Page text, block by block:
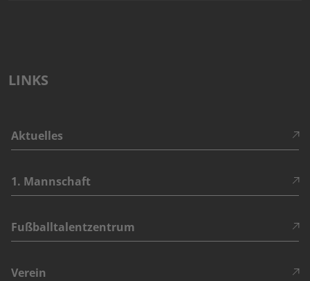
LINKS
Aktuelles
1. Mannschaft
Fußballtalentzentrum
Verein